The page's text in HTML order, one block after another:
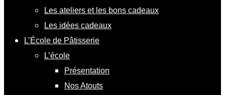
Les ateliers et les bons cadeaux
Les idées cadeaux
L’École de Pâtisserie
L’école
Présentation
Nos Atouts